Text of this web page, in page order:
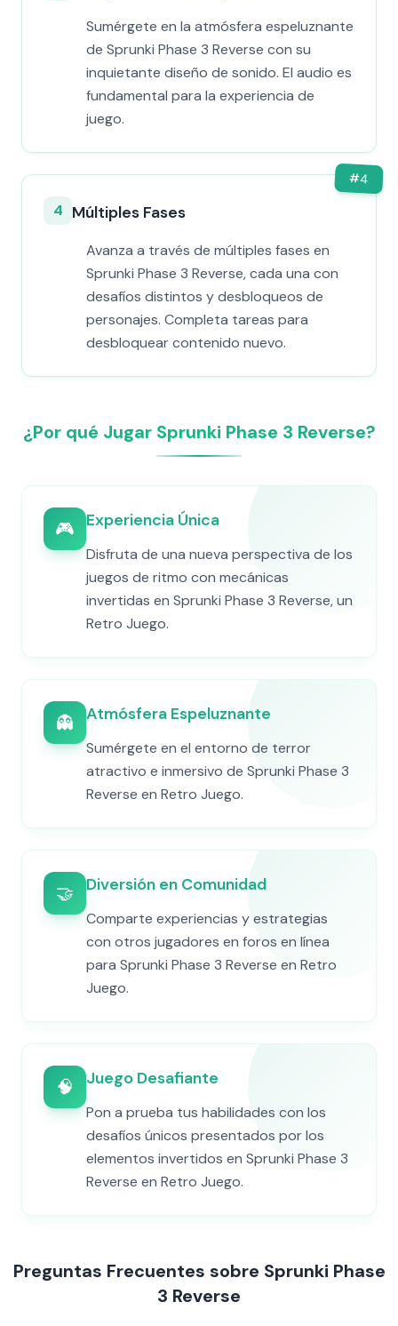
Sumérgete en la atmósfera espeluznante
de Sprunki Phase 3 Reverse con su
inquietante diseño de sonido. El audio es
fundamental para la experiencia de
juego.
#4
4 Múltiples Fases
Avanza a través de múltiples fases en
Sprunki Phase 3 Reverse, cada una con
desafíos distintos y desbloqueos de
personajes. Completa tareas para
desbloquear contenido nuevo.
¿Por qué Jugar Sprunki Phase 3 Reverse?
🎮 Experiencia Única
Disfruta de una nueva perspectiva de los
juegos de ritmo con mecánicas
invertidas en Sprunki Phase 3 Reverse, un
Retro Juego.
👻 Atmósfera Espeluznante
Sumérgete en el entorno de terror
atractivo e inmersivo de Sprunki Phase 3
Reverse en Retro Juego.
🤝 Diversión en Comunidad
Comparte experiencias y estrategias
con otros jugadores en foros en línea
para Sprunki Phase 3 Reverse en Retro
Juego.
🧠 Juego Desafiante
Pon a prueba tus habilidades con los
desafíos únicos presentados por los
elementos invertidos en Sprunki Phase 3
Reverse en Retro Juego.
Preguntas Frecuentes sobre Sprunki Phase
3 Reverse